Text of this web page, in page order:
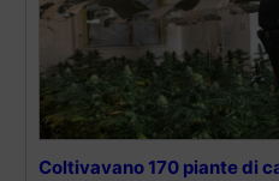
Coltivavano 170 piante di